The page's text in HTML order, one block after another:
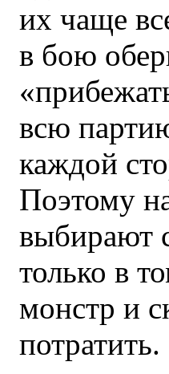
их чаще
в бою
всю
каждой
Поэтому
выбирают
только в
монстр и
потратить.